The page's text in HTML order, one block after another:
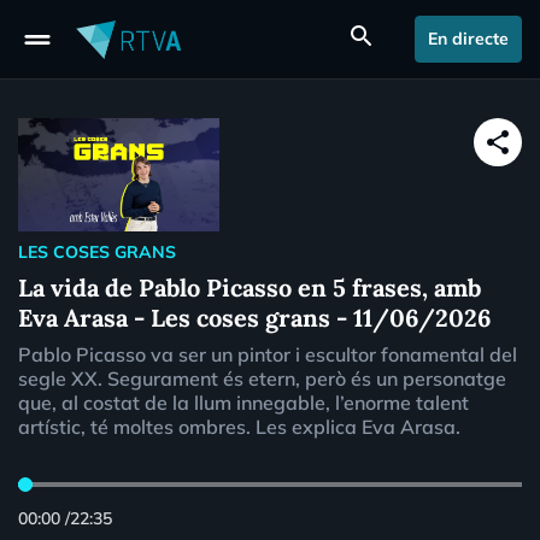
drag_handle search En directe
share
LES COSES GRANS
La vida de Pablo Picasso en 5 frases, amb
Eva Arasa - Les coses grans - 11/06/2026
Pablo Picasso va ser un pintor i escultor fonamental del
segle XX. Segurament és etern, però és un personatge
que, al costat de la llum innegable, l’enorme talent
artístic, té moltes ombres. Les explica Eva Arasa.
00:00 /22:35